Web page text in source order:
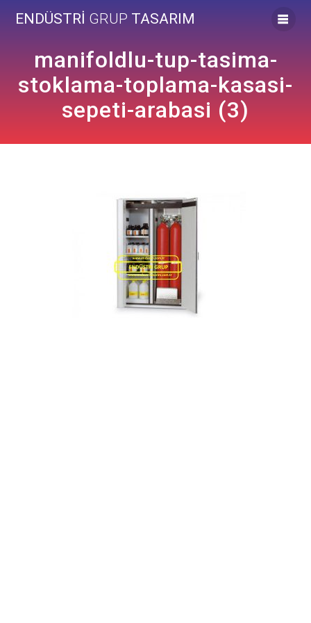
to
ENDÜSTRİ GRUP TASARIM
manifoldlu-tup-tasima-
stoklama-toplama-kasasi-
sepeti-arabasi (3)